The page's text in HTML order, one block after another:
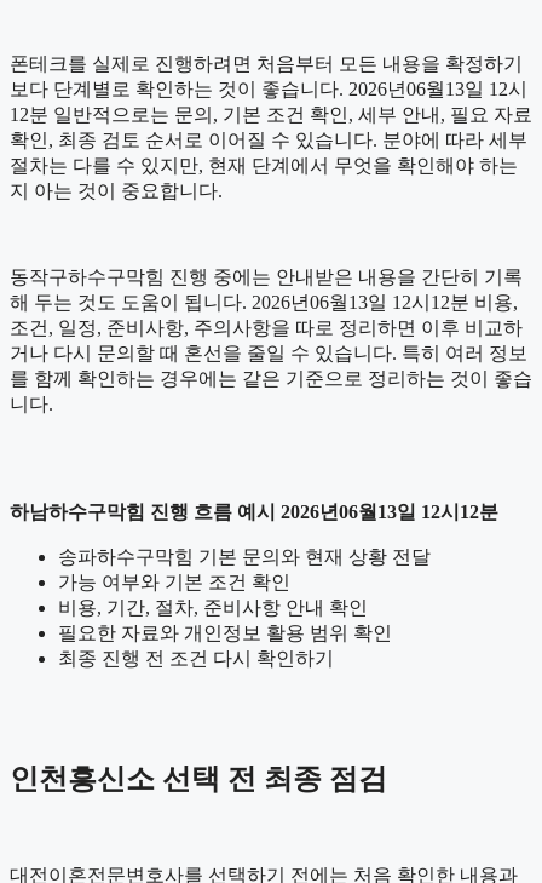
폰테크를 실제로 진행하려면 처음부터 모든 내용을 확정하기
보다 단계별로 확인하는 것이 좋습니다. 2026년06월13일 12시
12분 일반적으로는 문의, 기본 조건 확인, 세부 안내, 필요 자료
확인, 최종 검토 순서로 이어질 수 있습니다. 분야에 따라 세부
절차는 다를 수 있지만, 현재 단계에서 무엇을 확인해야 하는
지 아는 것이 중요합니다.
동작구하수구막힘 진행 중에는 안내받은 내용을 간단히 기록
해 두는 것도 도움이 됩니다. 2026년06월13일 12시12분 비용,
조건, 일정, 준비사항, 주의사항을 따로 정리하면 이후 비교하
거나 다시 문의할 때 혼선을 줄일 수 있습니다. 특히 여러 정보
를 함께 확인하는 경우에는 같은 기준으로 정리하는 것이 좋습
니다.
하남하수구막힘 진행 흐름 예시 2026년06월13일 12시12분
송파하수구막힘 기본 문의와 현재 상황 전달
가능 여부와 기본 조건 확인
비용, 기간, 절차, 준비사항 안내 확인
필요한 자료와 개인정보 활용 범위 확인
최종 진행 전 조건 다시 확인하기
인천흥신소 선택 전 최종 점검
대전이혼전문변호사를 선택하기 전에는 처음 확인한 내용과